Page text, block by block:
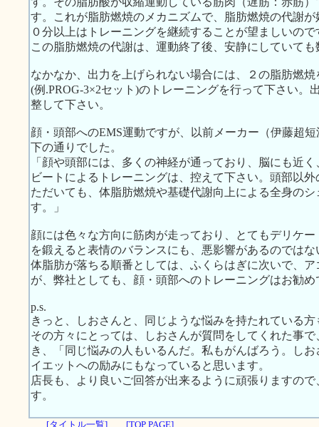
す。これが脂肪燃焼のメカニズムで、脂肪燃焼の代謝
０分以上はトレーニングを継続することが望ましいので
この脂肪燃焼の代謝は、運動終了後、安静にしていて
なかなか、出力を上げられない場合には、２の脂肪燃
(例.PROG-3×2セット)のトレーニングを行って下さい。
整して下さい。
顔・頭部へのEMS運動ですが、以前メーカー（伊藤超
下の通りでした。
「顔や頭部には、多くの神経が通っており、脳にも近
ビートによるトレーニングは、控えて下さい。頭部以
ただいても、体脂肪燃焼や基礎代謝向上による全身の
す。」
顔には色々な方向に筋肉が走っており、とてもデリケ
を鍛えると表情のバランスにも、悪影響があるのでは
体脂肪が落ちる順番としては、ふくらはぎに次いで、
が、弊社としても、顔・頭部へのトレーニングはお勧
p.s.
きっと、しおさんと、同じような悩みを持たれている
その方々にとっては、しおさんが質問をしてくれた事
き、「同じ悩みの人もいるんだ。私もがんばろう。し
イエットへの励みにもなっていると思います。
店長も、より良いご回答が出来るように頑張りますの
す。
[タイトル一覧] [TOP PAGE]